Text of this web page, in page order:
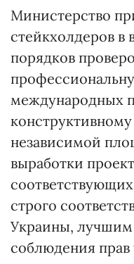
Министерство
стейкхолдеров в
порядков
международных
независимой
выработки
строго
Украины, лучшим
соблюдения прав